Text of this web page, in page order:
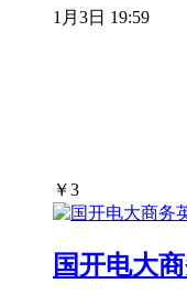
1月3日 19:59
￥3
国开电大